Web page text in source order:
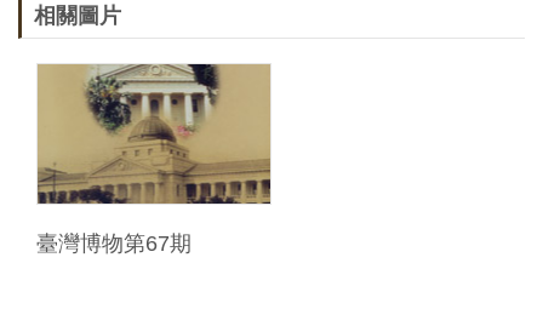
站
En
glis
h
日
本
語
Ba
相關圖片
臺灣博物第67期